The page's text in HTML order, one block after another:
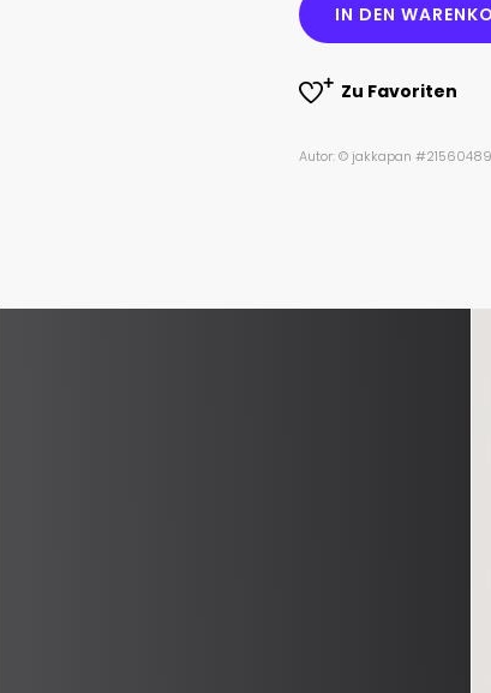
IN DEN
Zu Favoriten
Autor: © jakkapan